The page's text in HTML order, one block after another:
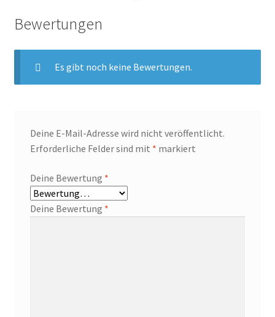
Bewertungen
Es gibt noch keine Bewertungen.
Deine E-Mail-Adresse wird nicht veröffentlicht.
Erforderliche Felder sind mit * markiert
Deine Bewertung *
Deine Bewertung *